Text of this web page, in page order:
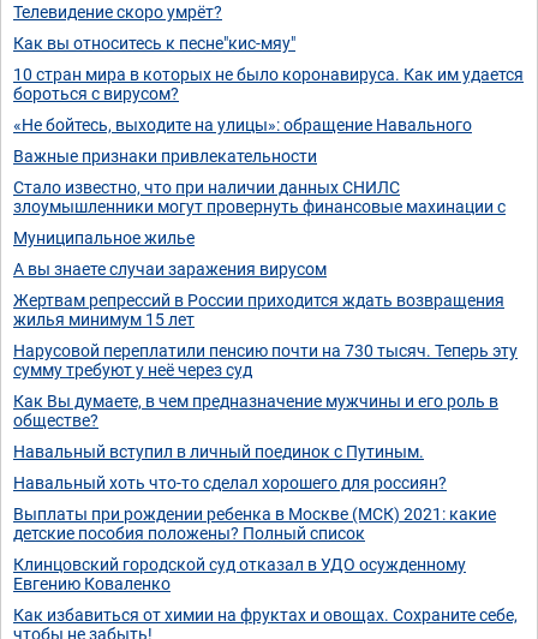
Телевидение скоро умрёт?
Как вы относитесь к песне"кис-мяу"
10 стран мира в которых не было коронавируса. Как им удается
бороться с вирусом?
«Не бойтесь, выходите на улицы»: обращение Навального
Важные признаки привлекательности
Стало известно, что при наличии данных СНИЛС
злоумышленники могут провернуть финансовые махинации с
Муниципальное жилье
А вы знаете случаи заражения вирусом
Жертвам репрессий в России приходится ждать возвращения
жилья минимум 15 лет
Нарусовой переплатили пенсию почти на 730 тысяч. Теперь эту
сумму требуют у неё через суд
Как Вы думаете, в чем предназначение мужчины и его роль в
обществе?
Навальный вступил в личный поединок с Путиным.
Навальный хоть что-то сделал хорошего для россиян?
Выплаты при рождении ребенка в Москве (МСК) 2021: какие
детские пособия положены? Полный список
Клинцовский городской суд отказал в УДО осужденному
Евгению Коваленко
Как избавиться от химии на фруктах и овощах. Сохраните себе,
чтобы не забыть!